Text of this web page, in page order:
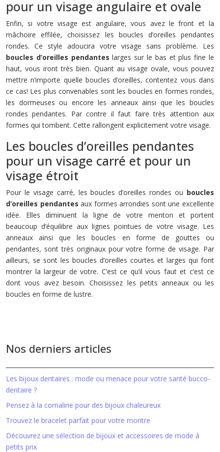
pour un visage angulaire et ovale
Enfin, si votre visage est angulaire, vous avez le front et la
mâchoire effilée, choisissez les boucles d’oreilles pendantes
rondes. Ce style adoucira votre visage sans problème. Les
boucles d’oreilles pendantes larges sur le bas et plus fine le
haut, vous iront très bien. Quant au visage ovale, vous pouvez
mettre n’importe quelle boucles d’oreilles, contentez vous dans
ce cas! Les plus convenables sont les boucles en formes rondes,
les dormeuses ou encore les anneaux ainsi que les boucles
rondes pendantes. Par contre il faut faire très attention aux
formes qui tombent. Cette rallongent explicitement votre visage.
Les boucles d’oreilles pendantes
pour un visage carré et pour un
visage étroit
Pour le visage carré, les boucles d’oreilles rondes ou boucles
d’oreilles pendantes aux formes arrondies sont une excellente
idée. Elles diminuent la ligne de votre menton et portent
beaucoup d’équilibre aux lignes pointues de votre visage. Les
anneaux ainsi que les boucles en forme de gouttes ou
pendantes, sont très originaux pour votre forme de visage. Par
ailleurs, se sont les boucles d’oreilles courtes et larges qui font
montrer la largeur de votre. C’est ce qu’il vous faut et c’est ce
dont vous avez besoin. Choisissez les petits anneaux ou les
boucles en forme de lustre.
Nos derniers articles
Les bijoux dentaires : mode ou menace pour votre santé bucco-
dentaire ?
Pensez à la cornaline pour des bijoux chaleureux
Trouvez le bracelet parfait pour votre montre
Découvrez une sélection de bijoux et accessoires de mode à
petits prix